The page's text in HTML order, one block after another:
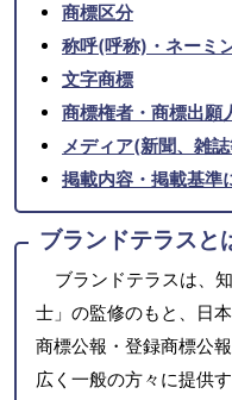
商標区分
称呼(呼称)・ネーミ
文字商標
商標権者・商標出願
メディア(新聞、雑
掲載内容・掲載基準
ブランドテラスと
ブランドテラスは、
士」の監修のもと、日
商標公報・登録商標公
広く一般の方々に提供